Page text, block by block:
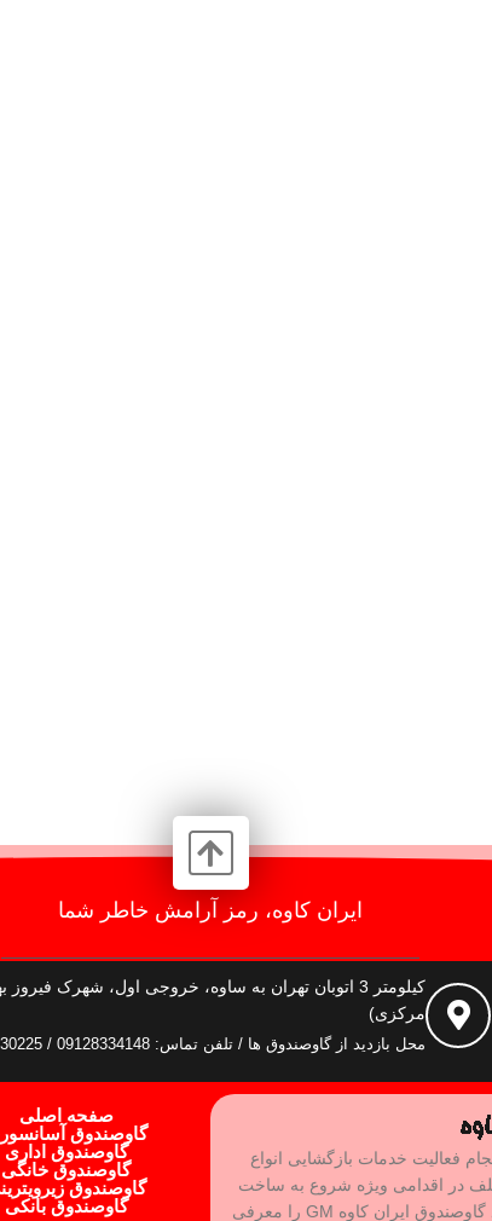
ایران کاوه، رمز آرامش خاطر شما
کیلومتر 3 اتوبان تهران به ساوه، خروجی اول، شهرک فیروز
مرکزی)
محل بازدید از گاوصندوق ها / تلفن تماس: 09128334148 / 09102230225
فعالیت خدمات بازگشایی انواع
در اقدامی ویژه شروع به ساخت
بهترین نوع گاوصندوق و رفع نقاط ضعف آن کرده و برند گاوصندوق ایران کاوه GM را معرفی
صفحه اصلی
گاوصندوق
گاوصندوق اداری
گاوصندوق خانگی
گاوصندوق
گاوصندوق بانکی